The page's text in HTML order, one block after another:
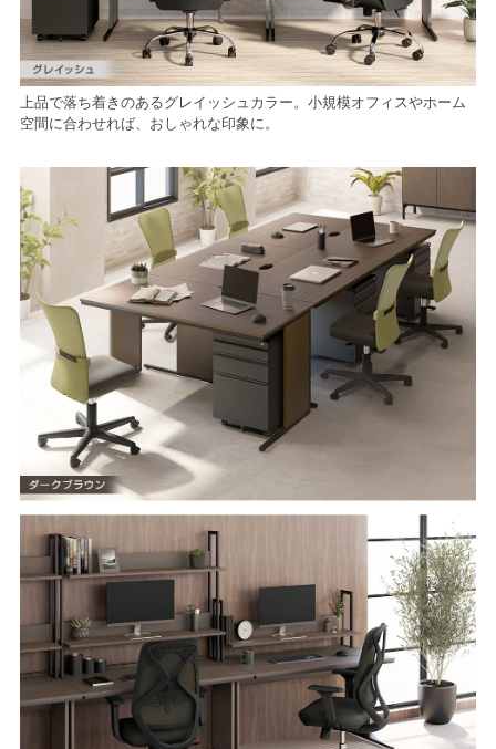
上品で落ち着きのあるグレイッシュカラー。小規模オフィスやホーム
空間に合わせれば、おしゃれな印象に。